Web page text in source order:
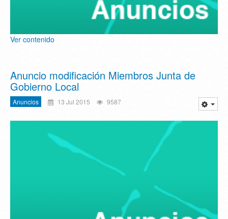
Ver contenido
Anuncio modificación Miembros Junta de
Gobierno Local
Anuncios 13 Jul 2015 9587